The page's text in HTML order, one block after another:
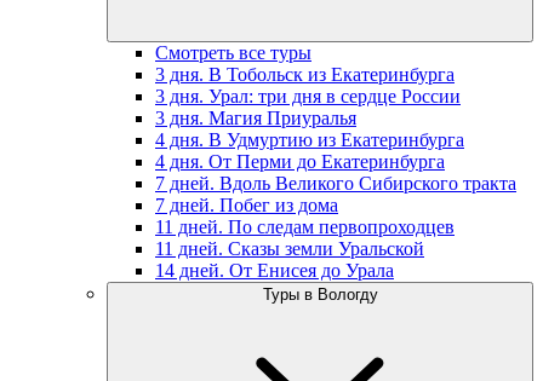
Смотреть все туры
3 дня. В Тобольск из Екатеринбурга
3 дня. Урал: три дня в сердце России
3 дня. Магия Приуралья
4 дня. В Удмуртию из Екатеринбурга
4 дня. От Перми до Екатеринбурга
7 дней. Вдоль Великого Сибирского тракта
7 дней. Побег из дома
11 дней. По следам первопроходцев
11 дней. Сказы земли Уральской
14 дней. От Енисея до Урала
Туры в Вологду